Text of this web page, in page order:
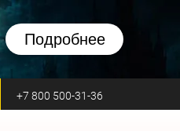
Подробнее
+7 800 500-31-36